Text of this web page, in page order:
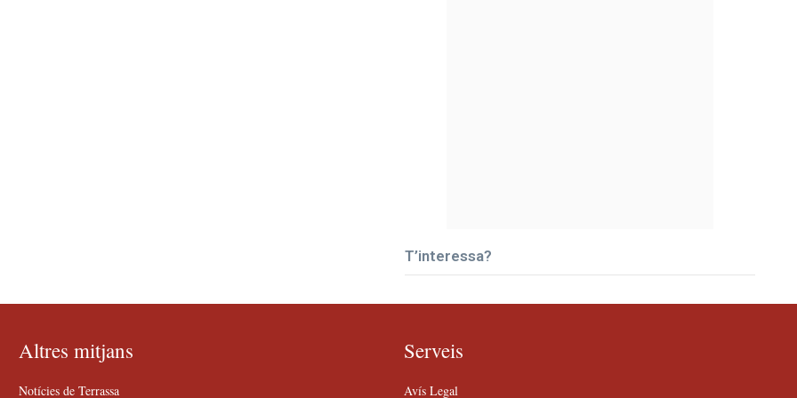
T’interessa?
Altres mitjans
Notícies de Terrassa
Serveis
Avís Legal